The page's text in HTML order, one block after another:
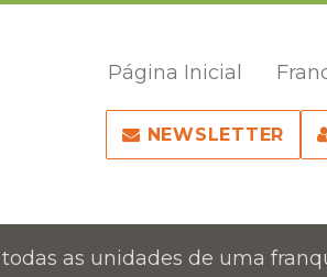
Página Inicial
NEWSLETTER
as unidades de uma